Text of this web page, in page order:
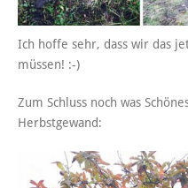
Ich hoffe sehr, dass wir das
müssen! :-)
Zum Schluss noch was
Herbstgewand: